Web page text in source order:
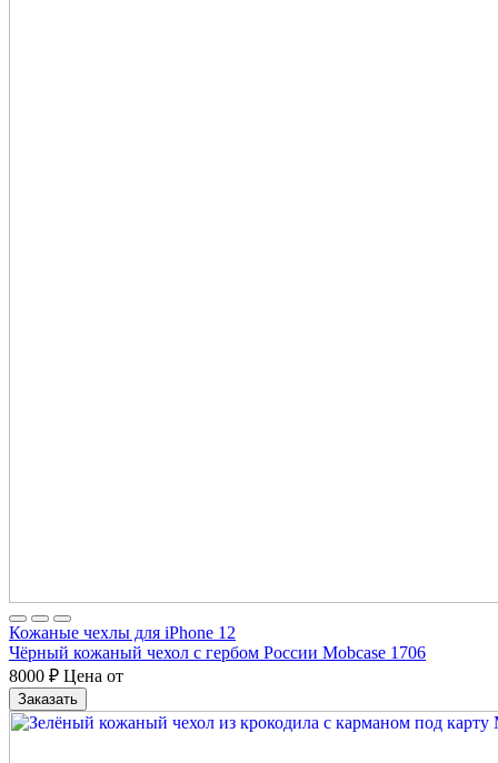
Кожаные чехлы для iPhone 12
Чёрный кожаный чехол с гербом России Mobcase 1706
8000 ₽ Цена от
Заказать